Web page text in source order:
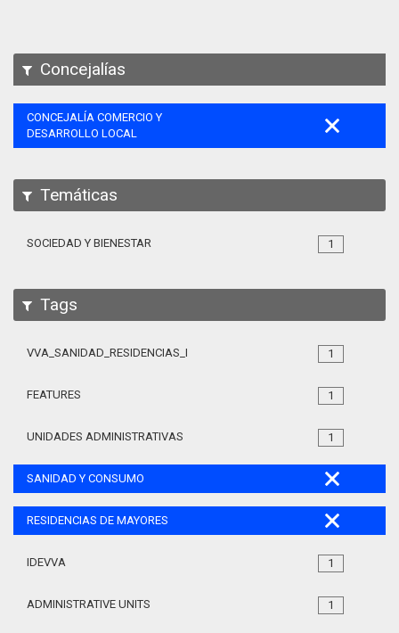
Concejalías
CONCEJALÍA COMERCIO Y
DESARROLLO LOCAL
Temáticas
1
SOCIEDAD Y BIENESTAR
Tags
1
VVA_SANIDAD_RESIDENCIAS_MAYORES_105
1
FEATURES
1
UNIDADES ADMINISTRATIVAS
SANIDAD Y CONSUMO
RESIDENCIAS DE MAYORES
1
IDEVVA
1
ADMINISTRATIVE UNITS